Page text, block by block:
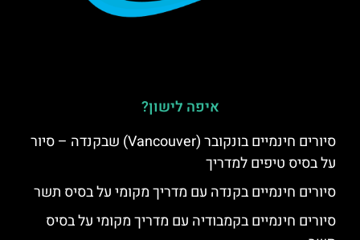
איפה לישון?
סיורים חינמיים בונקובר (Vancouver) שבקנדה – סיור
על בסיס טיפים למדריך
סיורים חינמיים בקנדה עם מדריך מקומי על בסיס תשר
סיורים חינמיים בקמבודיה עם מדריך מקומי על בסיס